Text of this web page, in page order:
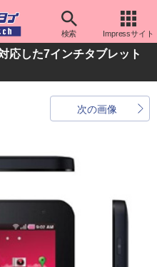
検索 Impressサイト
応した7インチタブレット
次の画像